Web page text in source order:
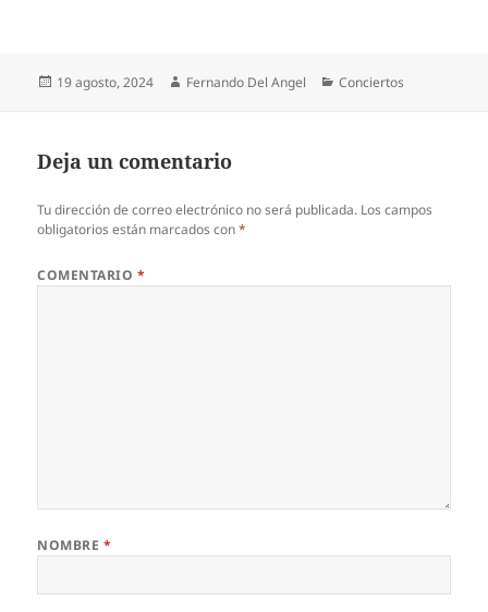
Publicado
19 agosto, 2024 Autor
Fernando Del Angel Categorías
Conciertos
Deja un comentario
Tu dirección de correo electrónico no será publicada. Los campos
obligatorios están marcados con*
COMENTARIO *
NOMBRE *